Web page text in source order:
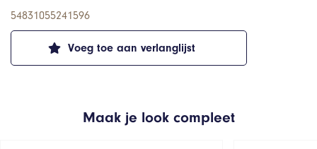
Voeg toe aan verlanglijst
54831055241596
Maak je look compleet